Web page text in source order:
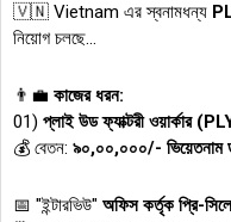
🇻🇳 Vietnam এর স্বনামধন্য
নিয়োগ চলছে...
👨‍💼 কাজের ধরন:
01) প্লাই উড ফ্যাক্টরী
💰 বেতন: ৯০,০০,০০০/- ভিয়েতনাম
📅 "ইন্টারভিউ" অফিস কর্তৃক প্রি-